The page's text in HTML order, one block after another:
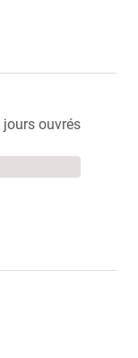
ouvrés